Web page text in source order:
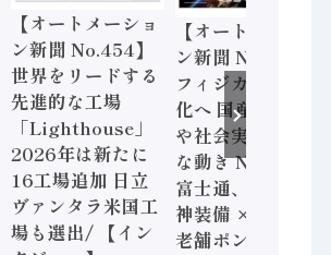
【オートメーショ
ン新聞 No.454】
世界をリードする
先進的な工場
「Lighthouse」
2026年は新たに
16工場追加 日立
ヴァンタラ米国工
場も選出/ 【イン
【オートメーショ
ン新聞 No.453】
フィジカルAI本格
化へ 国産AI開発
や社会実装に活発
な動き Noetra、
富士通、日立 / 兵
神装備 × HMS、
老舗ポンプメーカ